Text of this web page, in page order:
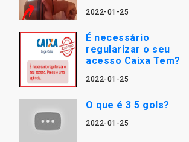
2022-01-25
É necessário
regularizar o seu
acesso Caixa Tem?
2022-01-25
O que é 3 5 gols?
2022-01-25